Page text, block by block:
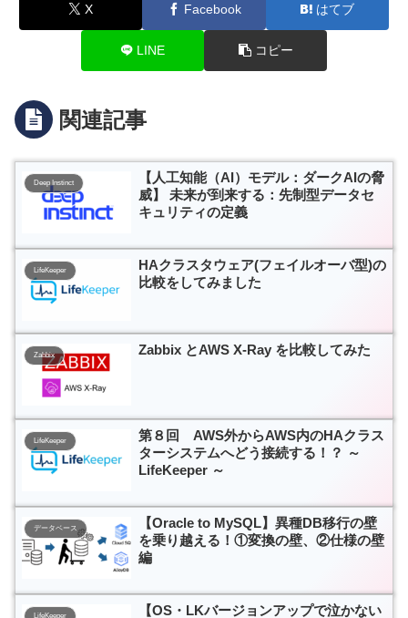
X Facebook はてブ
LINE コピー
関連記事
Deep Instinct
【人工知能（AI）モデル：ダークAIの脅
威】 未来が到来する：先制型データセ
キュリティの定義
LifeKeeper
HAクラスタウェア(フェイルオーバ型)の
比較をしてみました
Zabbix Zabbix とAWS X-Ray を比較してみた
LifeKeeper
第８回 AWS外からAWS内のHAクラス
ターシステムへどう接続する！？ ～
LifeKeeper ～
データベース
【Oracle to MySQL】異種DB移行の壁
を乗り越える！①変換の壁、②仕様の壁
編
LifeKeeper 【OS・LKバージョンアップで泣かない